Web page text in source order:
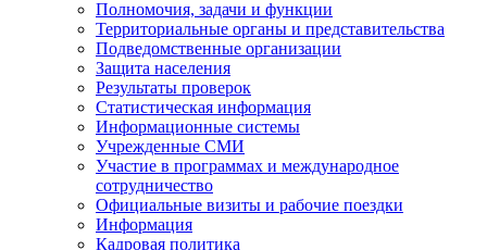
Полномочия, задачи и функции
Территориальные органы и представительства
Подведомственные организации
Защита населения
Результаты проверок
Статистическая информация
Информационные системы
Учрежденные СМИ
Участие в программах и международное
сотрудничество
Официальные визиты и рабочие поездки
Информация
Кадровая политика